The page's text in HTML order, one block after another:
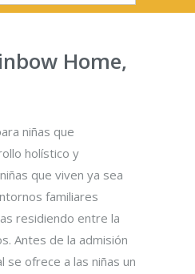
Home,
niñas que
holístico y
que viven ya sea
familiares
residiendo entre la
Antes de la admisión
se ofrece a las niñas un